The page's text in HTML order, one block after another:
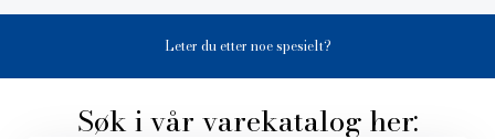
Leter du etter noe spesielt?
Søk i vår varekatalog her: